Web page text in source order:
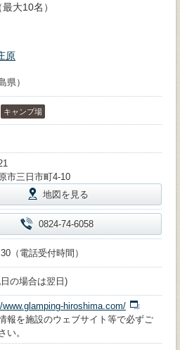
大10名）
原
県）
キャンプ場
市三日市町4-10
地図を見る
0824-74-6058
（電話受付時間）
の場合は翌日)
www.glamping-hiroshima.com/
報を施設のウェブサイト等で必ずご
い。